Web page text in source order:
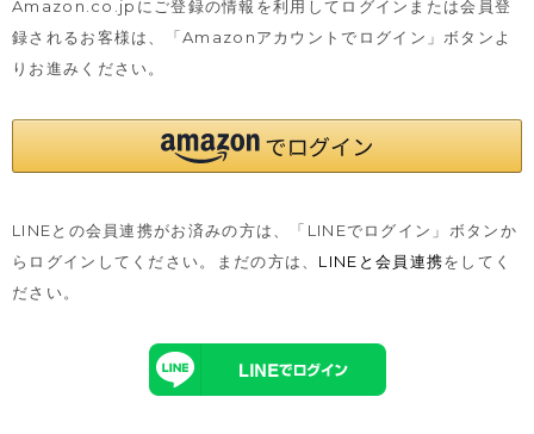
Amazon.co.jpにご登録の情報を利用してログインまたは会員登
録されるお客様は、
「Amazonアカウントでログイン」ボタンよ
りお進みください。
LINEとの会員連携がお済みの方は、「LINEでログイン」ボタンか
らログインしてください。まだの方は、 LINEと会員連携をしてく
ださい。